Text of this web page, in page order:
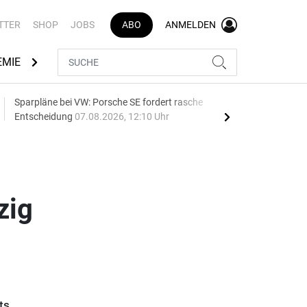
SHOP JOBS ABO ANMELDEN
AUTOMARKEN
Sparpläne bei VW: Porsche SE fordert rasche
Entscheidung 07.08.2026, 12:10 Uhr